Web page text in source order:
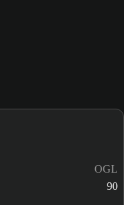
OGL
90